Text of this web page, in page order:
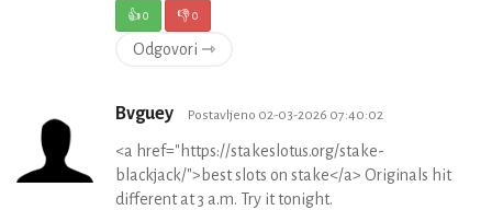
👍0 👎0
Odgovori ⇾
Bvguey Postavljeno 02-03-2026 07:40:02
<a href="https://stakeslotus.org/stake-
blackjack/">best slots on stake</a> Originals hit
different at 3 a.m. Try it tonight.